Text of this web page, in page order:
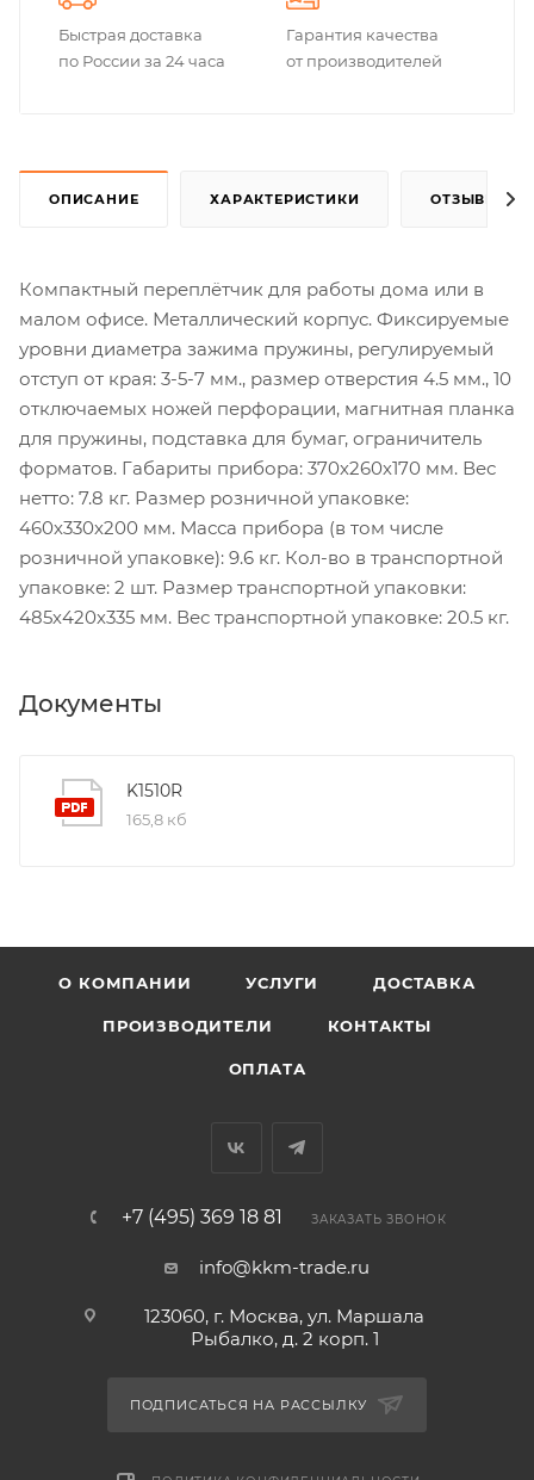
Быстрая доставка
по России за 24 часа
Гарантия качества
от производителей
ОПИСАНИЕ ХАРАКТЕРИСТИКИ ОТЗЫВЫ
Компактный переплётчик для работы дома или в
малом офисе. Металлический корпус. Фиксируемые
уровни диаметра зажима пружины, регулируемый
отступ от края: 3-5-7 мм., размер отверстия 4.5 мм., 10
отключаемых ножей перфорации, магнитная планка
для пружины, подставка для бумаг, ограничитель
форматов. Габариты прибора: 370х260х170 мм. Вес
нетто: 7.8 кг. Размер розничной упаковке:
460х330х200 мм. Масса прибора (в том числе
розничной упаковке): 9.6 кг. Кол-во в транспортной
упаковке: 2 шт. Размер транспортной упаковки:
485х420х335 мм. Вес транспортной упаковке: 20.5 кг.
Документы
K1510R
165,8 кб
О КОМПАНИИ УСЛУГИ ДОСТАВКА
ПРОИЗВОДИТЕЛИ КОНТАКТЫ
ОПЛАТА
+7 (495) 369 18 81 ЗАКАЗАТЬ ЗВОНОК
info@kkm-trade.ru
123060, г. Москва, ул. Маршала
Рыбалко, д. 2 корп. 1
ПОДПИСАТЬСЯ НА РАССЫЛКУ